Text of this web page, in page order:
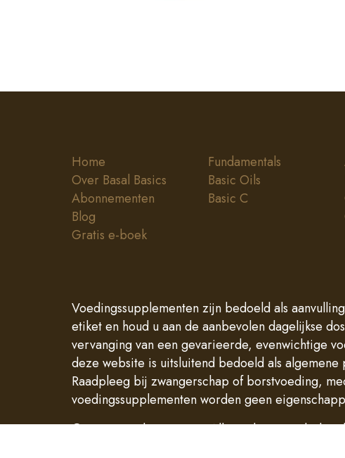
Home
Over Basal Basics
Abonnementen
Blog
Gratis e-boek
Fundamentals
Basic Oils
Basic C
Voedingssupplementen zijn bedoeld als
etiket en houd u aan de aanbevolen dagelijkse
vervanging van een gevarieerde, evenwichtige
deze website is uitsluitend bedoeld als
Raadpleeg bij zwangerschap of borstvoeding,
voedingssupplementen worden geen
© 2026 Basal Basics B.V. Alle rechten